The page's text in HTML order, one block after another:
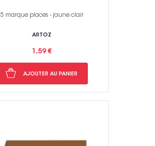
5 marque places - jaune clair
ARTOZ
1,59 €
AJOUTER AU PANIER